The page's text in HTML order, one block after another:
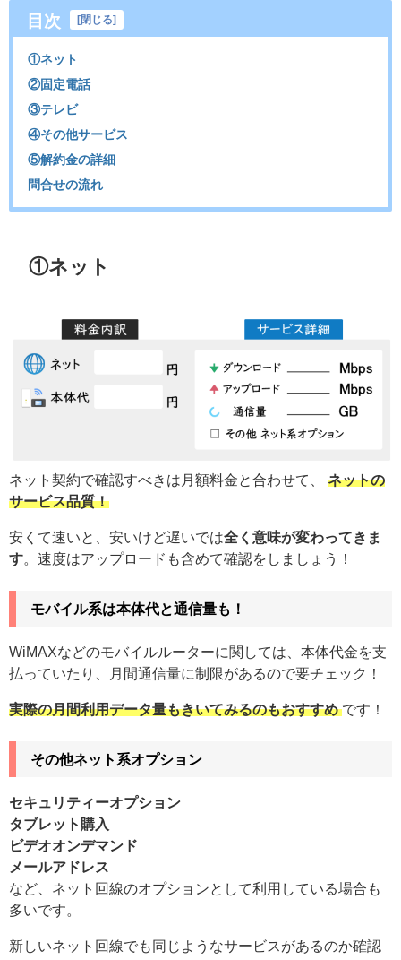
目次 [閉じる]
①ネット
②固定電話
③テレビ
④その他サービス
⑤解約金の詳細
問合せの流れ
①ネット
ネット契約で確認すべきは月額料金と合わせて、 ネットの
サービス品質！
安くて速いと、安いけど遅いでは全く意味が変わってきま
す。速度はアップロードも含めて確認をしましょう！
モバイル系は本体代と通信量も！
WiMAXなどのモバイルルーターに関しては、本体代金を支
払っていたり、月間通信量に制限があるので要チェック！
実際の月間利用データ量もきいてみるのもおすすめ です！
その他ネット系オプション
セキュリティーオプション
タブレット購入
ビデオオンデマンド
メールアドレス
など、ネット回線のオプションとして利用している場合も
多いです。
新しいネット回線でも同じようなサービスがあるのか確認